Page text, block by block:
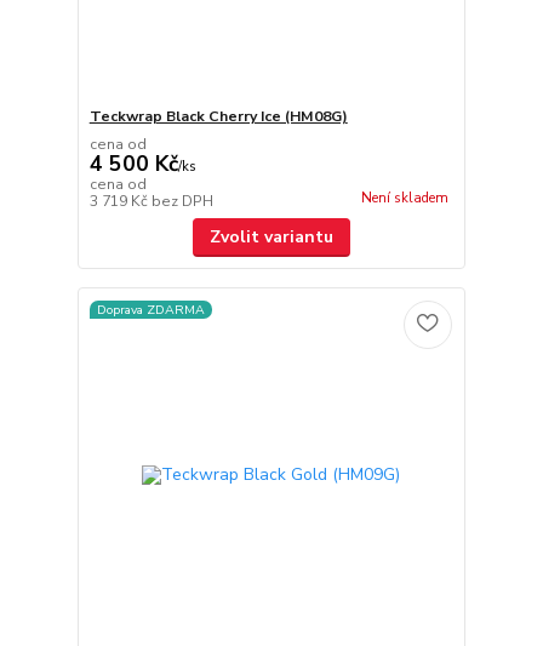
Teckwrap Black Cherry Ice (HM08G)
cena od
4 500 Kč/ks
cena od
3 719 Kč bez DPH Není skladem
Zvolit variantu
Doprava ZDARMA